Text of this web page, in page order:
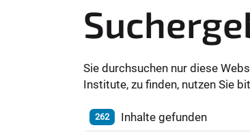
Sie durchsuchen nur diese
Institute, zu finden, nutzen Sie
262 Inhalte gefunden